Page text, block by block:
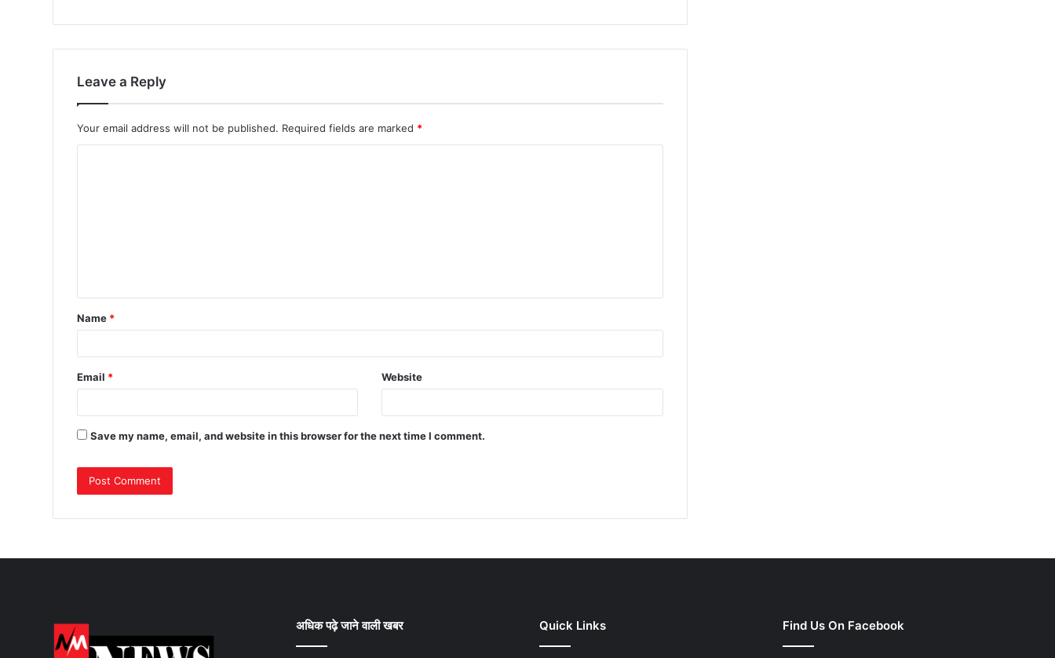
Leave a Reply
Your email address will not be published. Required fields are marked *
Name *
Email * Website
Save my name, email, and website in this browser for the next time I comment.
अधिक पढ़े जाने वाली खबर Quick Links Find Us On Facebook